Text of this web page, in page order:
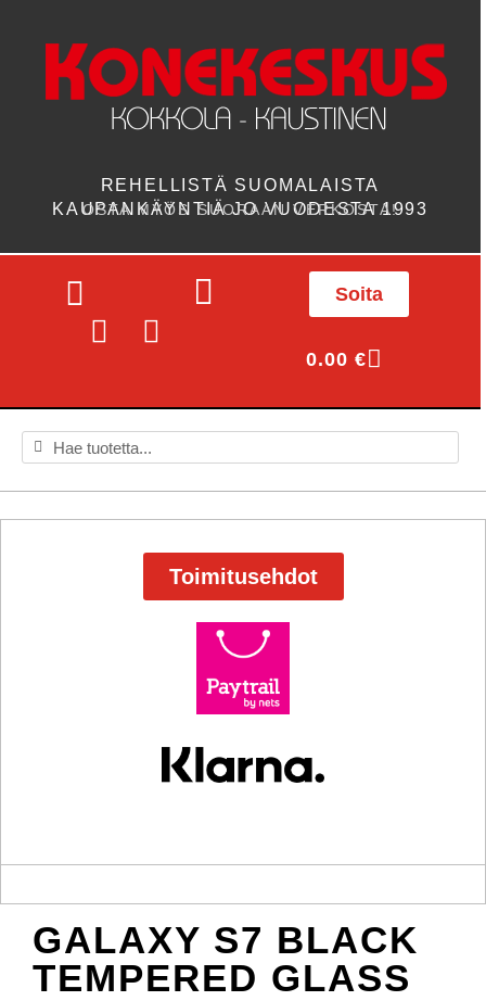
REHELLISTÄ SUOMALAISTA
KAUPANKÄYNTIÄ JO VUODESTA 1993
OSTA MYÖS SUORAAN VERKOSTA!
Soita
0.00 €
Toimitusehdot
GALAXY S7 BLACK
TEMPERED GLASS